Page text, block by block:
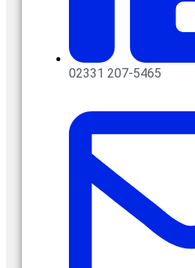
02331 207-5465